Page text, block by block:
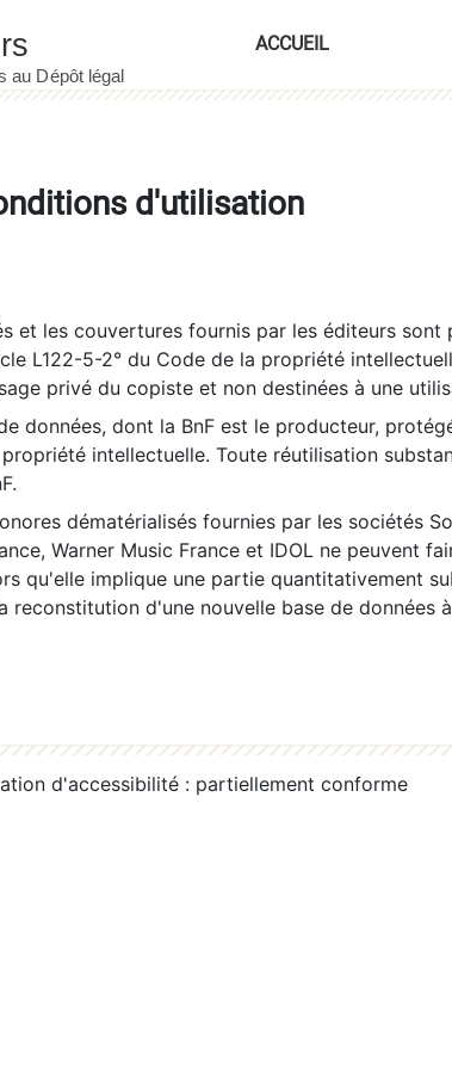
ACCUEIL
d'utilisation
et les couvertures fournis par les éditeurs
L122-5-2° du Code de la propriété
privé du copiste et non destinées à une
données, dont la BnF est le producteur,
intellectuelle. Toute réutilisation
dématérialisés fournies par les sociétés
Warner Music France et IDOL ne peuvent
qu'elle implique une partie quantitativement
d'une nouvelle base de données
d'accessibilité : partiellement conforme